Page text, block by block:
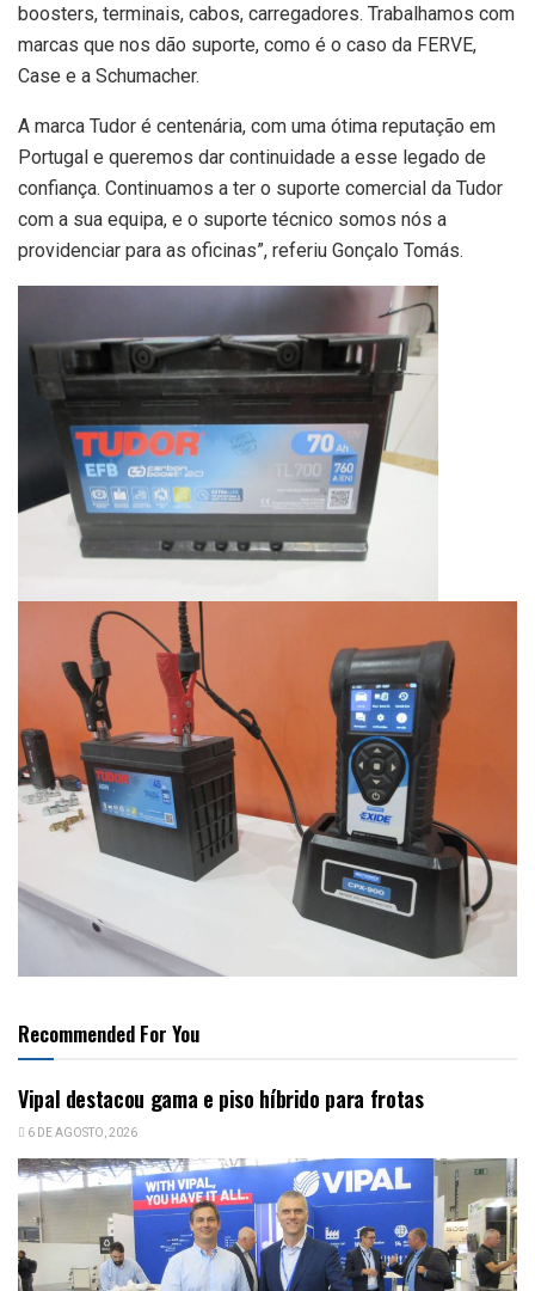
boosters, terminais, cabos, carregadores. Trabalhamos com
marcas que nos dão suporte, como é o caso da FERVE,
Case e a Schumacher.
A marca Tudor é centenária, com uma ótima reputação em
Portugal e queremos dar continuidade a esse legado de
confiança. Continuamos a ter o suporte comercial da Tudor
com a sua equipa, e o suporte técnico somos nós a
providenciar para as oficinas”, referiu Gonçalo Tomás.
Recommended For You
Vipal destacou gama e piso híbrido para frotas
6 DE AGOSTO, 2026